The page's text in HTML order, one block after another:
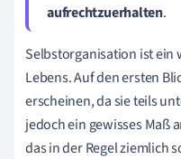
aufrechtzuerhalten.
Selbstorganisation ist ein
Lebens. Auf den ersten
erscheinen, da sie teils
jedoch ein gewisses Maß
das in der Regel ziemlich